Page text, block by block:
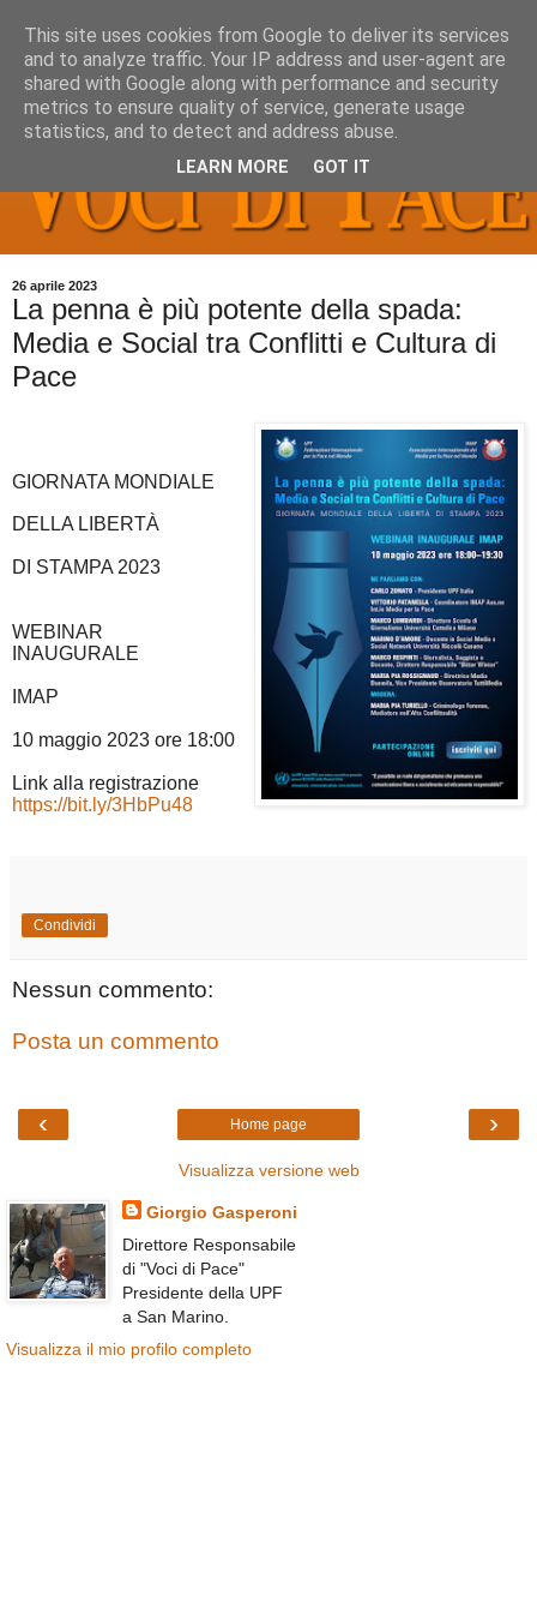
26 aprile 2023
La penna è più potente della spada:
Media e Social tra Conflitti e Cultura di
Pace
GIORNATA MONDIALE
DELLA LIBERTÀ
DI STAMPA 2023
WEBINAR
INAUGURALE
IMAP
10 maggio 2023 ore 18:00
Link alla registrazione
https://bit.ly/3HbPu48
Condividi
Nessun commento:
Posta un commento
‹ ›
Home page
Visualizza versione web
Giorgio Gasperoni
Direttore Responsabile
di "Voci di Pace"
Presidente della UPF
a San Marino.
Visualizza il mio profilo completo
This site uses cookies from Google to deliver its services
and to analyze traffic. Your IP address and user-agent are
shared with Google along with performance and security
metrics to ensure quality of service, generate usage
statistics, and to detect and address abuse.
LEARN MORE GOT IT